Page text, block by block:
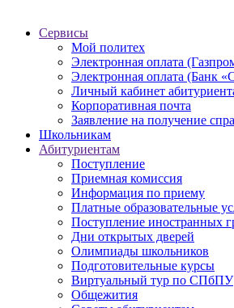
Сервисы
Мой политех
Электронная оплата
Электронная оплата (Банк
Личный кабинет
Корпоративная почта
Заявление на получение
Школьникам
Абитуриентам
Поступление
Приемная комиссия
Информация по приему
Платные образовательные
Поступление иностранных
Дни открытых дверей
Олимпиады школьников
Подготовительные курсы
Виртуальный тур по СПбПУ
Общежития